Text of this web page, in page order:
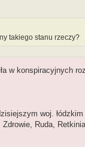
takiego stanu rzeczy?
w konspiracyjnych
woj.
Ruda,